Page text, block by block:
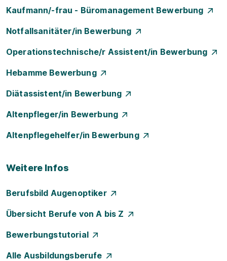
Kaufmann/-frau - Büromanagement Bewerbung
Notfallsanitäter/in Bewerbung
Operationstechnische/r Assistent/in Bewerbung
Hebamme Bewerbung
Diätassistent/in Bewerbung
Altenpfleger/in Bewerbung
Altenpflegehelfer/in Bewerbung
Weitere Infos
Berufsbild Augenoptiker
Übersicht Berufe von A bis Z
Bewerbungstutorial
Alle Ausbildungsberufe